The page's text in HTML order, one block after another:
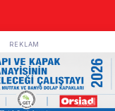
REKLAM